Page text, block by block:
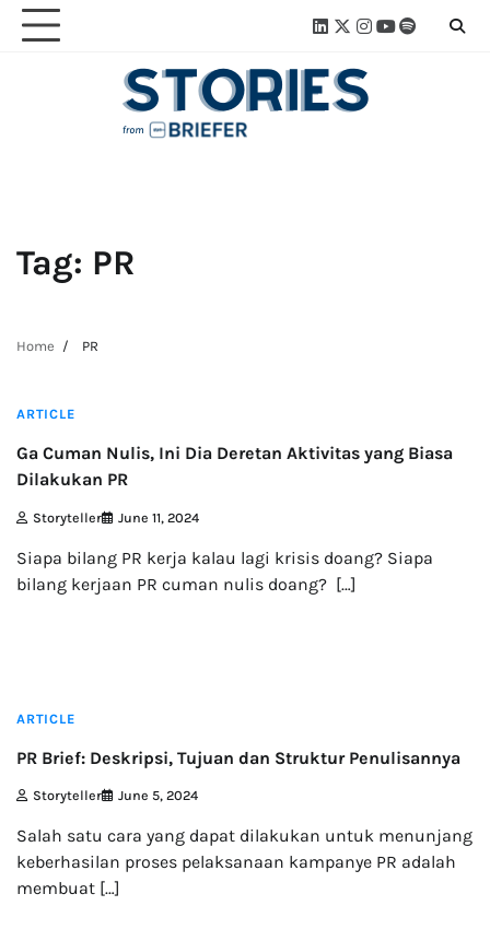
Skip
Linkedin
Twitter
Instagram
Youtube
Spotify
Tag: PR
Home
PR
ARTICLE
Ga Cuman Nulis, Ini Dia Deretan Aktivitas yang Biasa
Dilakukan PR
Storyteller June 11, 2024
Siapa bilang PR kerja kalau lagi krisis doang? Siapa
bilang kerjaan PR cuman nulis doang? […]
ARTICLE
PR Brief: Deskripsi, Tujuan dan Struktur Penulisannya
Storyteller June 5, 2024
Salah satu cara yang dapat dilakukan untuk menunjang
keberhasilan proses pelaksanaan kampanye PR adalah
membuat […]